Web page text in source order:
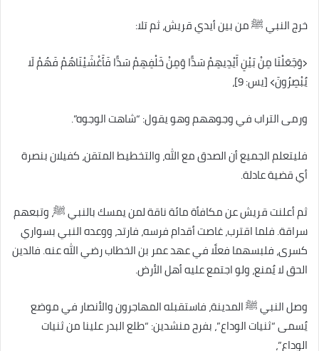
خرج النبي ﷺ من بين أيدي قريش، ثم تلا:
﴿وَجَعَلْنَا مِنْ بَيْنِ أَيْدِيهِمْ سَدًّا وَمِنْ خَلْفِهِمْ سَدًّا فَأَغْشَيْنَاهُمْ فَهُمْ لَا
يُبْصِرُونَ﴾ [يس: 9]،
ورمى التراب في وجوههم وهو يقول: “شاهت الوجوه”.
فليتعلم الجميع أن الصدق مع الله، والتخطيط المتقن، كفيلان بنصرة
أي قضية عادلة.
ثم أعلنت قريش عن مكافأة مائة ناقة لمن يمسك بالنبي ﷺ، وتبعهم
سراقة. فلما اقترب، غاصت أقدام فرسه، فارتد، ووعده النبي بسواري
كسرى، فلبسهما فعلًا في عهد عمر بن الخطاب رضي الله عنه. فالدين
الحق لا يُمنع، ولو اجتمع عليه أهل الأرض.
وصل النبي ﷺ المدينة، فاستقبله المهاجرون والأنصار في موضع
يُسمى “ثنيات الوداع”، بفرح منشدين: “طلع البدر علينا من ثنيات
الوداع”،